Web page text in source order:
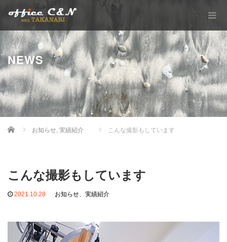
NEWS
Home お知らせ, 実績紹介 こんな撮影もしています
こんな撮影もしています
2021.10.28 お知らせ、 実績紹介